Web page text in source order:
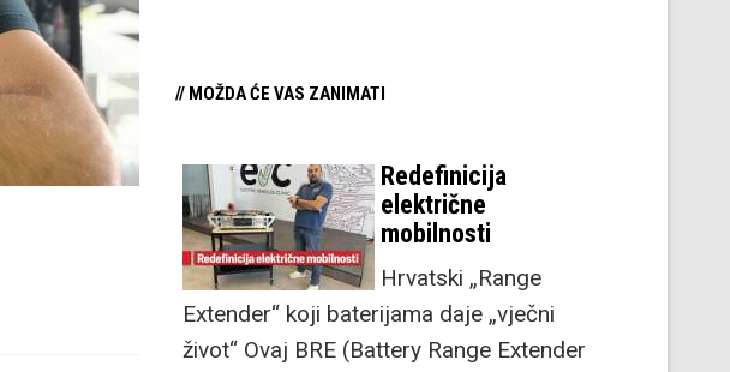
// MOŽDA ĆE VAS ZANIMATI
Redefinicija
električne
mobilnosti
Hrvatski „Range
Extender“ koji baterijama daje „vječni
život“ Ovaj BRE (Battery Range Extender